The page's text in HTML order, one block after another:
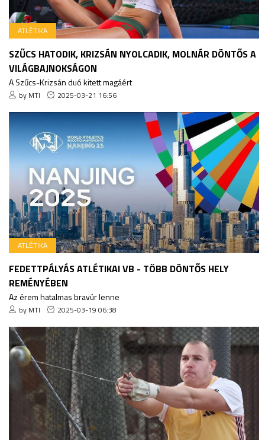
ATLÉTIKA
SZŰCS HATODIK, KRIZSÁN NYOLCADIK, MOLNÁR DÖNTŐS A
VILÁGBAJNOKSÁGON
A Szűcs-Krizsán duó kitett magáért
by MTI 2025-03-21 16:56
ATLÉTIKA
FEDETTPÁLYÁS ATLÉTIKAI VB - TÖBB DÖNTŐS HELY
REMÉNYÉBEN
Az érem hatalmas bravúr lenne
by MTI 2025-03-19 06:38